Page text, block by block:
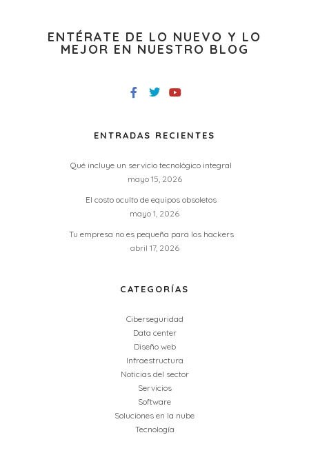
ENTÉRATE DE LO NUEVO Y LO
MEJOR EN NUESTRO BLOG
ENTRADAS RECIENTES
Qué incluye un servicio tecnológico integral
mayo 15, 2026
El costo oculto de equipos obsoletos
mayo 1, 2026
Tu empresa no es pequeña para los hackers
abril 17, 2026
CATEGORÍAS
Ciberseguridad
Data center
Diseño web
Infraestructura
Noticias del sector
Servicios
Software
Soluciones en la nube
Tecnología